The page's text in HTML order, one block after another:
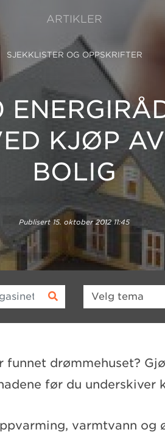
ARTIKLER
SJEKKLISTER OG OPPSKRIFTER
KJØP AV
BOLIG
Publisert15. oktober 2012 11:45
Velg tema
funnet drømmehuset?
før du underskiver
varmtvann og